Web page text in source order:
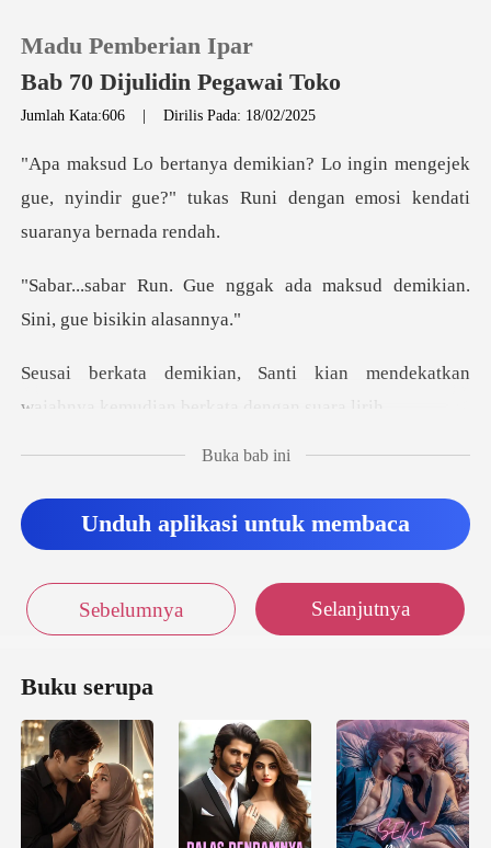
0
Pengisian Ulang
Riwayat Membaca
Madu Pemberian Ipar
Bab 70 Dijulidin Pegawai Toko
Jumlah Kata:606 |Dirilis Pada: 18/02/2025
mengejek
gue, nyindir gue?" tukas Runi de
gak ada maksud demikian.
S
kian mendekatkan
wajahnya kemud
gebetan baru.Buka bab ini
Unduh aplikasi untuk membaca
Sebelumnya Selanjutnya
Buku serupa